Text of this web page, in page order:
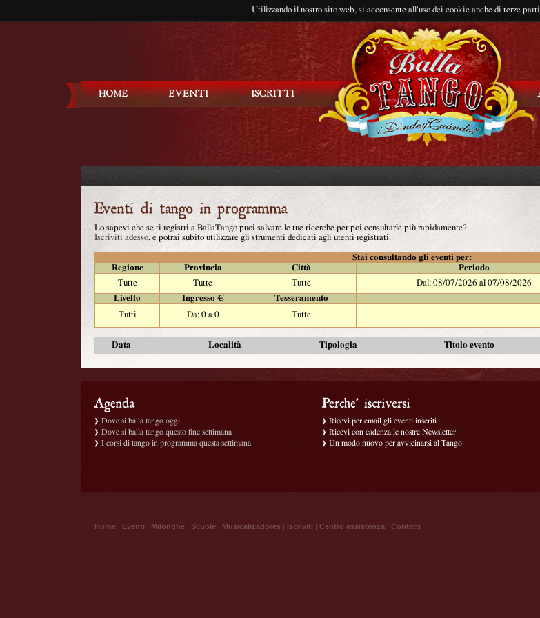
Utilizzando il nostro sito web, si acconsente all'uso dei cookie anche di terze parti
Lo sapevi che se ti registri a BallaTango puoi salvare le tue ricerche per poi consultarle più rapidamente?
Iscriviti adesso, e potrai subito utilizzare gli strumenti dedicati agli utenti registrati.
Stai consultando gli eventi per:
Regione
Provincia Città Periodo
Tutte
Tutte Tutte Dal: 08/07/2026 al 07/08/2026
Livello
Ingresso €
Tesseramento
Tutti
Da: 0 a 0 Tutte
Data Località Tipologia Titolo evento
Dove si balla tango oggi
Dove si balla tango questo fine settimana
I corsi di tango in programma questa settimana
Ricevi per email gli eventi inseriti
Ricevi con cadenza le nostre Newsletter
Un modo nuovo per avvicinarsi al Tango
Home | Eventi | Milonghe | Scuole | Musicalizadores | Iscriviti | Centro assistenza | Contatti